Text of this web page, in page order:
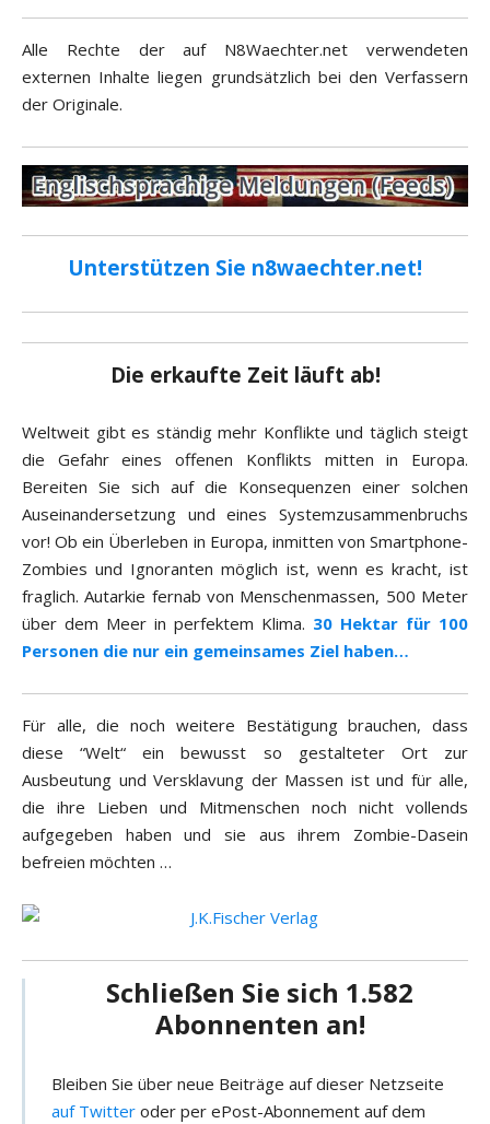
Alle Rechte der auf N8Waechter.net verwendeten
externen Inhalte liegen grundsätzlich bei den Verfassern
der Originale.
Unterstützen Sie n8waechter.net!
Die erkaufte Zeit läuft ab!
Weltweit gibt es ständig mehr Konflikte und täglich steigt
die Gefahr eines offenen Konflikts mitten in Europa.
Bereiten Sie sich auf die Konsequenzen einer solchen
Auseinandersetzung und eines Systemzusammenbruchs
vor! Ob ein Überleben in Europa, inmitten von Smartphone-
Zombies und Ignoranten möglich ist, wenn es kracht, ist
fraglich. Autarkie fernab von Menschenmassen, 500 Meter
über dem Meer in perfektem Klima. 30 Hektar für 100
Personen die nur ein gemeinsames Ziel haben…
Für alle, die noch weitere Bestätigung brauchen, dass
diese “Welt“ ein bewusst so gestalteter Ort zur
Ausbeutung und Versklavung der Massen ist und für alle,
die ihre Lieben und Mitmenschen noch nicht vollends
aufgegeben haben und sie aus ihrem Zombie-Dasein
befreien möchten …
Schließen Sie sich 1.582
Abonnenten an!
Bleiben Sie über neue Beiträge auf dieser Netzseite
auf Twitter oder per ePost-Abonnement auf dem